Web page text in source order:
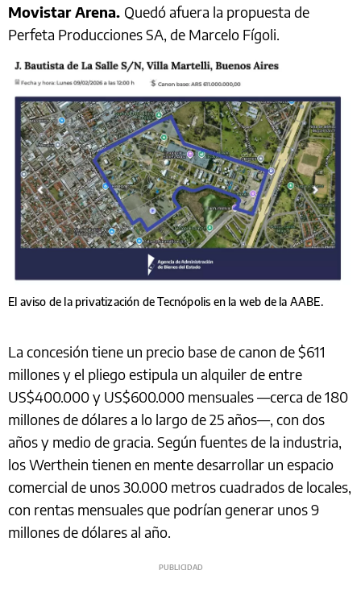
Movistar Arena. Quedó afuera la propuesta de
Perfeta Producciones SA, de Marcelo Fígoli.
El aviso de la privatización de Tecnópolis en la web de la AABE.
La concesión tiene un precio base de canon de $611
millones y el pliego estipula un alquiler de entre
US$400.000 y US$600.000 mensuales —cerca de 180
millones de dólares a lo largo de 25 años—, con dos
años y medio de gracia. Según fuentes de la industria,
los Werthein tienen en mente desarrollar un espacio
comercial de unos 30.000 metros cuadrados de locales,
con rentas mensuales que podrían generar unos 9
millones de dólares al año.